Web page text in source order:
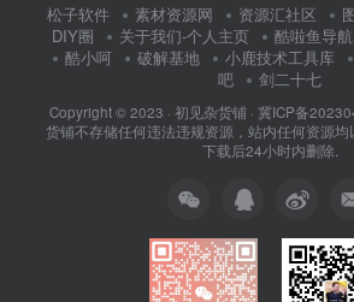
松子软件 素材资源网 资源汇社区
DIY圈
关于我们-个人主页 酷啦鱼导航
酷小呵
破解基地 小鹿技术工具库
吧
剑二十七
Copyright © 2023 · 初见杂货铺· 冀ICP备
货铺不存储任何违法违规资源，站内任何资源
下载后24小时内删除.